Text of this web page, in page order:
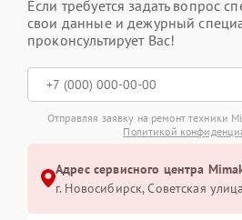
Если требуется задать вопрос
свои данные и дежурный
проконсультирует Вас!
Отправляя заявку на ремонт техники
Политикой
Адрес сервисного центра
г. Новосибирск, Советская